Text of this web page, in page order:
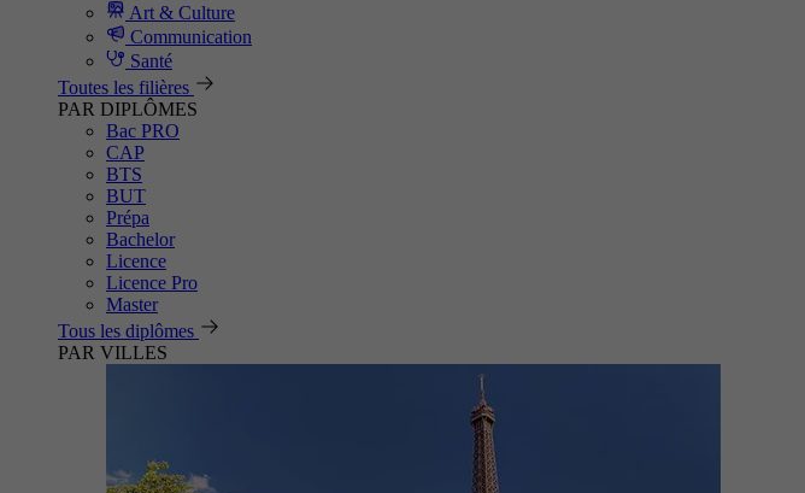
Art & Culture
Communication
Santé
Toutes les filières
PAR DIPLÔMES
Bac PRO
CAP
BTS
BUT
Prépa
Bachelor
Licence
Licence Pro
Master
Tous les diplômes
PAR VILLES